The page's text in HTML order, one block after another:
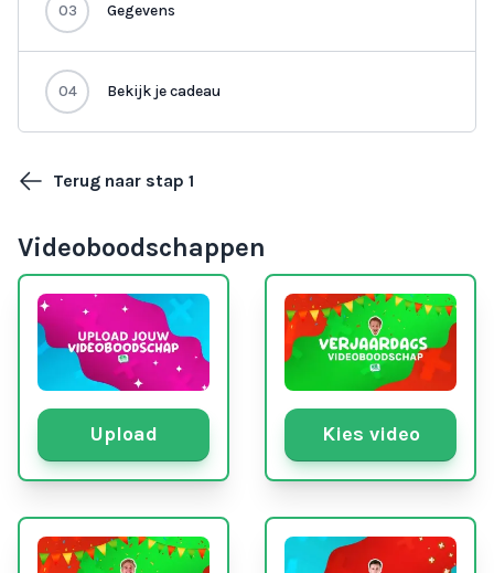
03 Gegevens
04 Bekijk je cadeau
Terug naar stap 1
Videoboodschappen
Upload Kies video